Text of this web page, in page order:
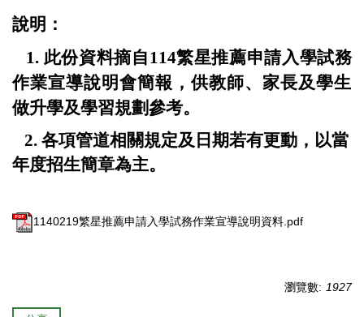
說明：
1.此份資料摘自114繁星推薦申請入學試務
作業宣導說明會簡報，供教師、家長及學生
做升學及學習規劃參考。
2. 各項管道相關規定及日期若有更動，以當
年度招生簡章為主。
1140219繁星推薦申請入學試務作業宣導說明資料.pdf
瀏覽數: 1927